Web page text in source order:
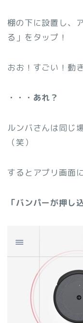
棚の下に設置し、
る」をタップ！
おお！すごい！動
・・・あれ？
ルンバさんは同じ
（笑）
するとアプリ画面
「バンパーが押し